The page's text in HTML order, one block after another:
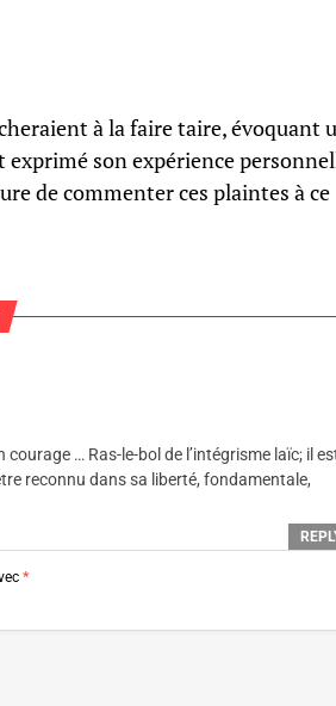
à la faire taire, évoquant
son expérience
de commenter ces plaintes à ce
… Ras-le-bol de l’intégrisme laïc; il
reconnu dans sa liberté, fondamentale,
*